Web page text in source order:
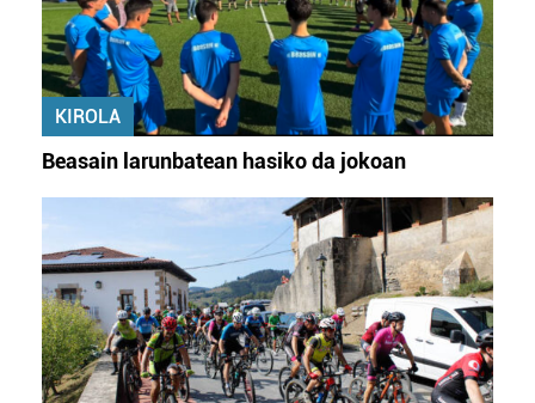
KIROLA
Beasain larunbatean hasiko da jokoan